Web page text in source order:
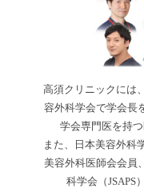
高須クリニックには
容外科学会で学会長
学会専門医を持
また、日本美容外科
美容外科医師会会員
科学会（JSAPS